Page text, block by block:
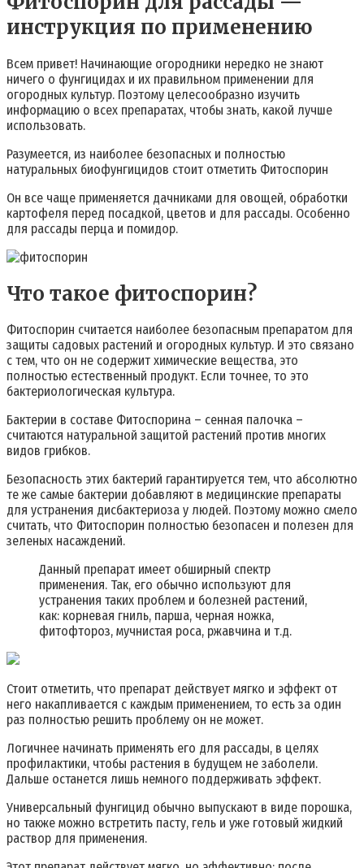
инструкция по применению
Всем привет! Начинающие огородники нередко не знают
ничего о фунгицидах и их правильном применении для
огородных культур. Поэтому целесообразно изучить
информацию о всех препаратах, чтобы знать, какой лучше
использовать.
Разумеется, из наиболее безопасных и полностью
натуральных биофунгицидов стоит отметить Фитоспорин
Он все чаще применяется дачниками для овощей, обработки
картофеля перед посадкой, цветов и для рассады. Особенно
для рассады перца и помидор.
Что такое фитоспорин?
Фитоспорин считается наиболее безопасным препаратом для
защиты садовых растений и огородных культур. И это связано
с тем, что он не содержит химические вещества, это
полностью естественный продукт. Если точнее, то это
бактериологическая культура.
Бактерии в составе Фитоспорина – сенная палочка –
считаются натуральной защитой растений против многих
видов грибков.
Безопасность этих бактерий гарантируется тем, что абсолютно
те же самые бактерии добавляют в медицинские препараты
для устранения дисбактериоза у людей. Поэтому можно смело
считать, что Фитоспорин полностью безопасен и полезен для
зеленых насаждений.
Данный препарат имеет обширный спектр
применения. Так, его обычно используют для
устранения таких проблем и болезней растений,
как: корневая гниль, парша, черная ножка,
фитофтороз, мучнистая роса, ржавчина и т.д.
Стоит отметить, что препарат действует мягко и эффект от
него накапливается с каждым применением, то есть за один
раз полностью решить проблему он не может.
Логичнее начинать применять его для рассады, в целях
профилактики, чтобы растения в будущем не заболели.
Дальше останется лишь немного поддерживать эффект.
Универсальный фунгицид обычно выпускают в виде порошка,
но также можно встретить пасту, гель и уже готовый жидкий
раствор для применения.